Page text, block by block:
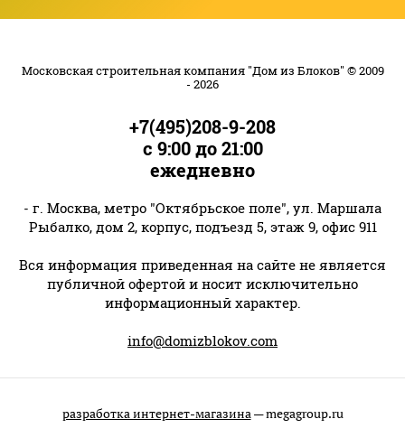
Московская строительная компания "Дом из Блоков" © 2009
- 2026
+7(495)208-9-208
с 9:00 до 21:00
ежедневно
- г. Москва, метро "Октябрьское поле", ул. Маршала
Рыбалко, дом 2, корпус, подъезд 5, этаж 9, офис 911
Вся информация приведенная на сайте не является
публичной офертой и носит исключительно
информационный характер.
info@domizblokov.com
разработка интернет-магазина — megagroup.ru